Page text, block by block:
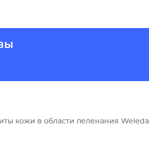
кожи в области пеленания Weleda